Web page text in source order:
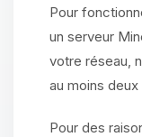
Pour
un serveur
votre réseau,
au moins
Pour des